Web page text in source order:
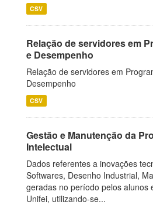
CSV
Relação de servidores em
e Desempenho
Relação de servidores em
Desempenho
CSV
Gestão e Manutenção da
Intelectual
Dados referentes a inovações
Softwares, Desenho Industrial,
geradas no período pelos alunos
Unifei, utilizando-se...